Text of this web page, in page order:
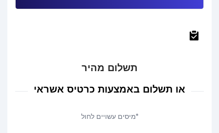
תשלום מהיר
או תשלום באמצעות כרטיס אשראי
*מיסים עשויים לחול